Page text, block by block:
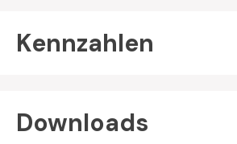
Kennzahlen
Downloads